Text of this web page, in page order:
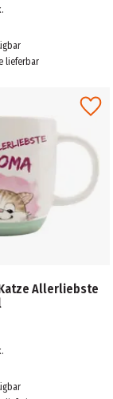
lieferbar
Katze Allerliebste